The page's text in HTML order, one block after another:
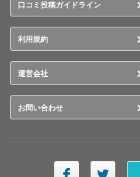
口コミ投稿ガイドライン
利用規約
運営会社
お問い合わせ